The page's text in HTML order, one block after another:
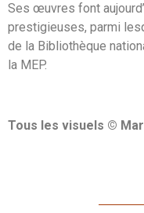
Ses œuvres font
prestigieuses, parmi
de la Bibliothèque
la MEP.
Tous les visuels ©